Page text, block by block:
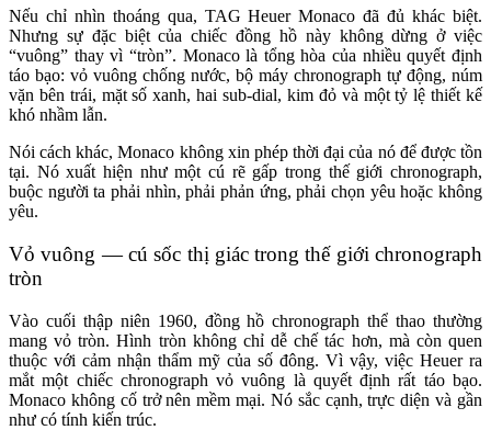
Nếu chỉ nhìn thoáng qua, TAG Heuer Monaco đã đủ khác biệt.
Nhưng sự đặc biệt của chiếc đồng hồ này không dừng ở việc
“vuông” thay vì “tròn”. Monaco là tổng hòa của nhiều quyết định
táo bạo: vỏ vuông chống nước, bộ máy chronograph tự động, núm
vặn bên trái, mặt số xanh, hai sub-dial, kim đỏ và một tỷ lệ thiết kế
khó nhầm lẫn.
Nói cách khác, Monaco không xin phép thời đại của nó để được tồn
tại. Nó xuất hiện như một cú rẽ gấp trong thế giới chronograph,
buộc người ta phải nhìn, phải phản ứng, phải chọn yêu hoặc không
yêu.
Vỏ vuông — cú sốc thị giác trong thế giới chronograph
tròn
Vào cuối thập niên 1960, đồng hồ chronograph thể thao thường
mang vỏ tròn. Hình tròn không chỉ dễ chế tác hơn, mà còn quen
thuộc với cảm nhận thẩm mỹ của số đông. Vì vậy, việc Heuer ra
mắt một chiếc chronograph vỏ vuông là quyết định rất táo bạo.
Monaco không cố trở nên mềm mại. Nó sắc cạnh, trực diện và gần
như có tính kiến trúc.